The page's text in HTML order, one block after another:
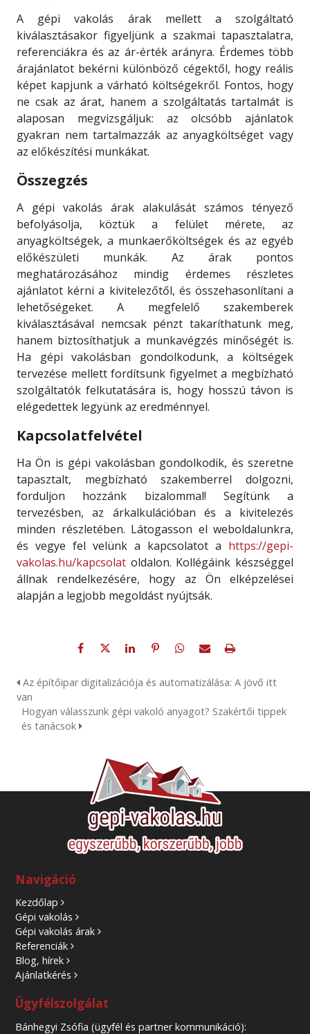
A gépi vakolás árak mellett a szolgáltató
kiválasztásakor figyeljünk a szakmai tapasztalatra,
referenciákra és az ár-érték arányra. Érdemes több
árajánlatot bekérni különböző cégektől, hogy reális
képet kapjunk a várható költségekről. Fontos, hogy
ne csak az árat, hanem a szolgáltatás tartalmát is
alaposan megvizsgáljuk: az olcsóbb ajánlatok
gyakran nem tartalmazzák az anyagköltséget vagy
az előkészítési munkákat.
Összegzés
A gépi vakolás árak alakulását számos tényező
befolyásolja, köztük a felület mérete, az
anyagköltségek, a munkaerőköltségek és az egyéb
előkészületi munkák. Az árak pontos
meghatározásához mindig érdemes részletes
ajánlatot kérni a kivitelezőtől, és összehasonlítani a
lehetőségeket. A megfelelő szakemberek
kiválasztásával nemcsak pénzt takaríthatunk meg,
hanem biztosíthatjuk a munkavégzés minőségét is.
Ha gépi vakolásban gondolkodunk, a költségek
tervezése mellett fordítsunk figyelmet a megbízható
szolgáltatók felkutatására is, hogy hosszú távon is
elégedettek legyünk az eredménnyel.
Kapcsolatfelvétel
Ha Ön is gépi vakolásban gondolkodik, és szeretne
tapasztalt, megbízható szakemberrel dolgozni,
forduljon hozzánk bizalommal! Segítünk a
tervezésben, az árkalkulációban és a kivitelezés
minden részletében. Látogasson el weboldalunkra,
és vegye fel velünk a kapcsolatot a https://gepi-
vakolas.hu/kapcsolat oldalon. Kollégáink készséggel
állnak rendelkezésére, hogy az Ön elképzelései
alapján a legjobb megoldást nyújtsák.
Az építőipar digitalizációja és automatizálása: A jövő itt
van
Hogyan válasszunk gépi vakoló anyagot? Szakértői tippek
és tanácsok
Navigáció
Kezdőlap
Gépi vakolás
Gépi vakolás árak
Referenciák
Blog, hírek
Ajánlatkérés
Ügyfélszolgálat
Bánhegyi Zsófia (ügyfél és partner kommunikáció):